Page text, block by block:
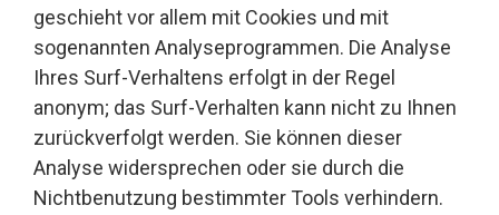
geschieht vor allem mit Cookies und mit
sogenannten Analyseprogrammen. Die Analyse
Ihres Surf-Verhaltens erfolgt in der Regel
anonym; das Surf-Verhalten kann nicht zu Ihnen
zurückverfolgt werden. Sie können dieser
Analyse widersprechen oder sie durch die
Nichtbenutzung bestimmter Tools verhindern.